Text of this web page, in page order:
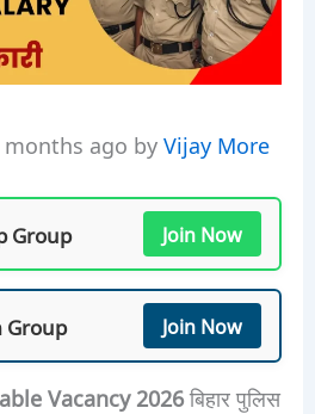
ago byVijay More
Group Join Now
Group Join Now
Vacancy 2026बिहार पुलिस